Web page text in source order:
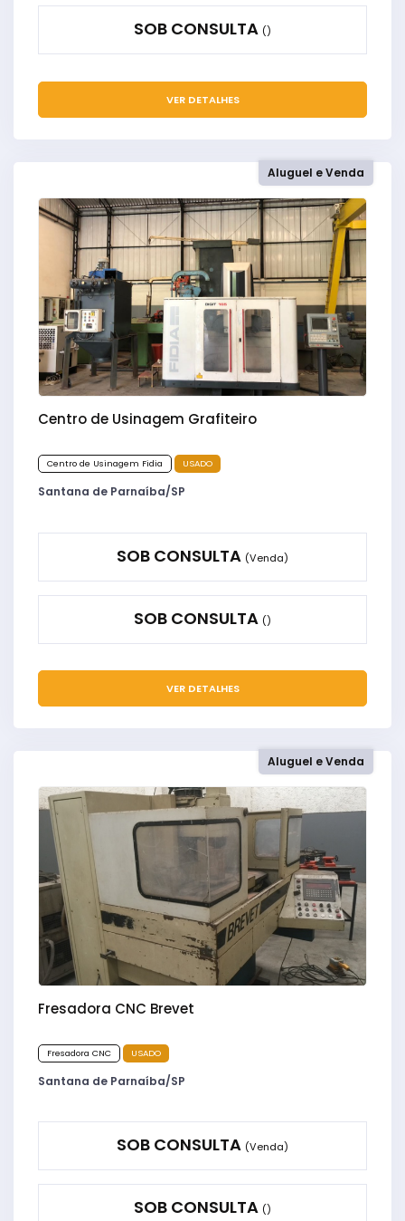
SOB CONSULTA ()
VER DETALHES
Aluguel e Venda
Centro de Usinagem Grafiteiro
Centro de Usinagem Fidia USADO
Santana de Parnaíba/SP
SOB CONSULTA (Venda)
SOB CONSULTA ()
VER DETALHES
Aluguel e Venda
Fresadora CNC Brevet
Fresadora CNC USADO
Santana de Parnaíba/SP
SOB CONSULTA (Venda)
SOB CONSULTA ()